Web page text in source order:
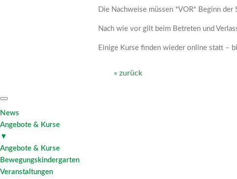
Die Nachweise müssen *VOR* Beginn
Nach wie vor gilt beim Betreten und
Einige Kurse finden wieder online statt –
« zurück
News
Angebote & Kurse
▼
Angebote & Kurse
Bewegungskindergarten
Veranstaltungen